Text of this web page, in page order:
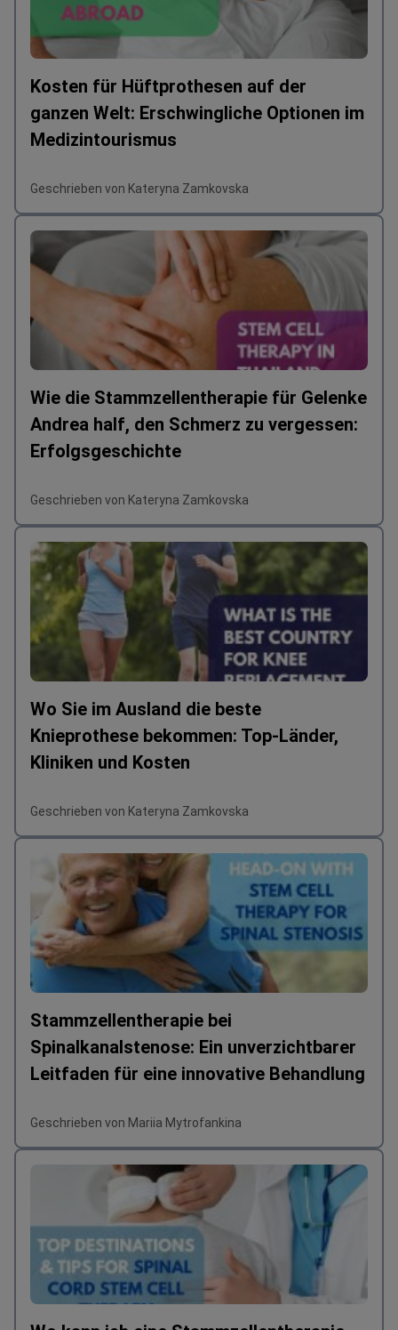
Kosten für Hüftprothesen auf der
ganzen Welt: Erschwingliche Optionen im
Medizintourismus
Geschrieben von Kateryna Zamkovska
Wie die Stammzellentherapie für Gelenke
Andrea half, den Schmerz zu vergessen:
Erfolgsgeschichte
Geschrieben von Kateryna Zamkovska
Wo Sie im Ausland die beste
Knieprothese bekommen: Top-Länder,
Kliniken und Kosten
Geschrieben von Kateryna Zamkovska
Stammzellentherapie bei
Spinalkanalstenose: Ein unverzichtbarer
Leitfaden für eine innovative Behandlung
Geschrieben von Mariia Mytrofankina